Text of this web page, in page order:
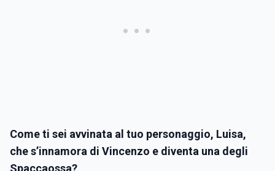
Come ti sei avvinata al tuo personaggio, Luisa,
che s’innamora di Vincenzo e diventa una degli
Spaccaossa?